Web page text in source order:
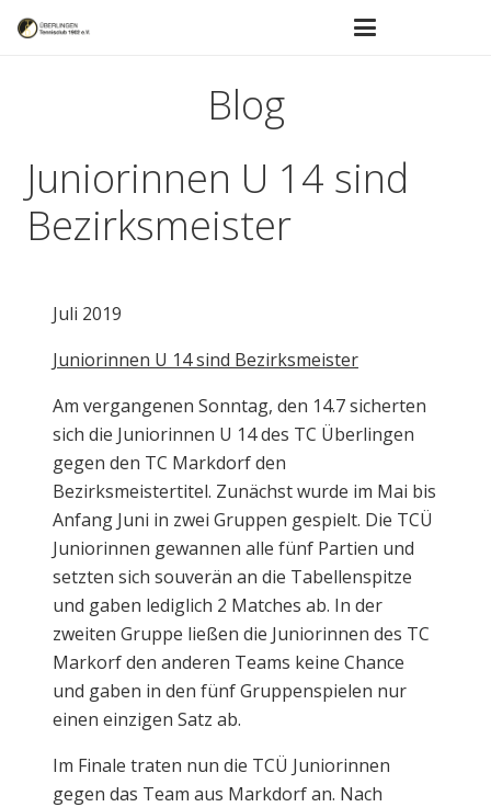
Blog
Juniorinnen U 14 sind
Bezirksmeister
Juli 2019
Juniorinnen U 14 sind Bezirksmeister
Am vergangenen Sonntag, den 14.7 sicherten
sich die Juniorinnen U 14 des TC Überlingen
gegen den TC Markdorf den
Bezirksmeistertitel. Zunächst wurde im Mai bis
Anfang Juni in zwei Gruppen gespielt. Die TCÜ
Juniorinnen gewannen alle fünf Partien und
setzten sich souverän an die Tabellenspitze
und gaben lediglich 2 Matches ab. In der
zweiten Gruppe ließen die Juniorinnen des TC
Markorf den anderen Teams keine Chance
und gaben in den fünf Gruppenspielen nur
einen einzigen Satz ab.
Im Finale traten nun die TCÜ Juniorinnen
gegen das Team aus Markdorf an. Nach